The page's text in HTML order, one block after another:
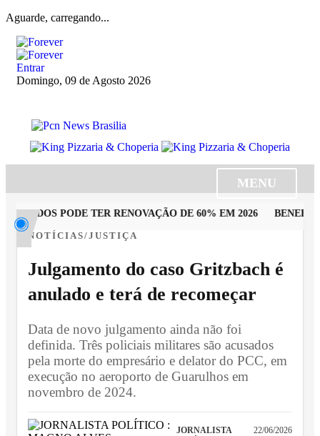
Aguarde, carregando...
Entrar
Domingo, 09 de Agosto 2026
MENU
PODE TER RENOVAÇÃO DE 60% EM 2026
NOTÍCIAS/JUSTIÇA
Julgamento do caso Gritzbach é
anulado e terá de recomeçar
Data de novo julgamento ainda não foi
definida. Três policiais militares são acusados
pela morte do empresário e delator do PCC, em
execução no aeroporto de Guarulhos em
novembro de 2024.
JORNALISTA
22/06/2026